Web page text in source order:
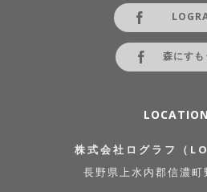
森にすも
株式会社ログラフ（
長野県上水内郡信濃